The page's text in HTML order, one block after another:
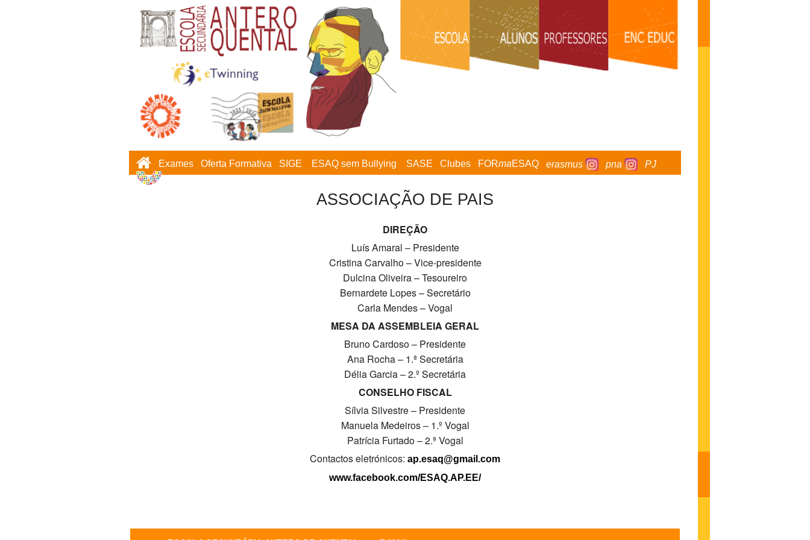
Exames Oferta Formativa SIGE ESAQ sem Bullying SASE Clubes FORmaESAQ erasmus pna PJ
ASSOCIAÇÃO DE PAIS
DIREÇÃO
Luís Amaral – Presidente
Cristina Carvalho – Vice-presidente
Dulcina Oliveira – Tesoureiro
Bernardete Lopes – Secretário
Carla Mendes – Vogal
MESA DA ASSEMBLEIA GERAL
Bruno Cardoso – Presidente
Ana Rocha – 1.ª Secretária
Délia Garcia – 2.º Secretária
CONSELHO FISCAL
Sílvia Silvestre – Presidente
Manuela Medeiros – 1.º Vogal
Patrícia Furtado – 2.ª Vogal
Contactos eletrónicos: ap.esaq@gmail.com
www.facebook.com/ESAQ.AP.EE/